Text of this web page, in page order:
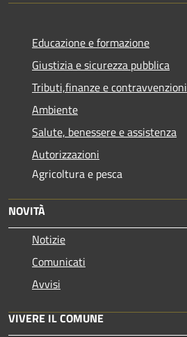
Educazione e formazione
Giustizia e sicurezza pubblica
Tributi,finanze e contravvenzioni
Ambiente
Salute, benessere e assistenza
Autorizzazioni
Agricoltura e pesca
NOVITÀ
Notizie
Comunicati
Avvisi
VIVERE IL COMUNE